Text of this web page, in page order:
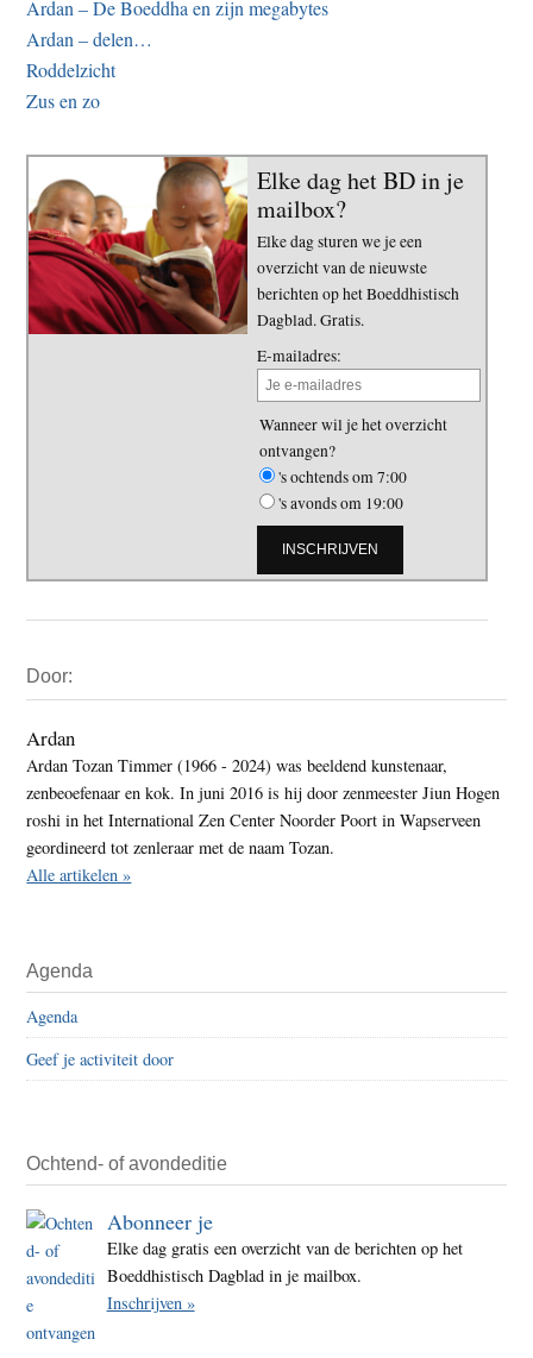
Ardan – De Boeddha en zijn megabytes
Ardan – delen…
Roddelzicht
Zus en zo
Elke dag het BD in je
mailbox?
Elke dag sturen we je een
overzicht van de nieuwste
berichten op het Boeddhistisch
Dagblad. Gratis.
E-mailadres:
Wanneer wil je het overzicht
ontvangen?
's ochtends om 7:00
's avonds om 19:00
Sidebar
Door:
Ardan
Ardan Tozan Timmer (1966 - 2024) was beeldend kunstenaar,
zenbeoefenaar en kok. In juni 2016 is hij door zenmeester Jiun Hogen
roshi in het International Zen Center Noorder Poort in Wapserveen
geordineerd tot zenleraar met de naam Tozan.
Alle artikelen »
Agenda
Agenda
Geef je activiteit door
Ochtend- of avondeditie
Abonneer je
Elke dag gratis een overzicht van de berichten op het
Boeddhistisch Dagblad in je mailbox.
Inschrijven »